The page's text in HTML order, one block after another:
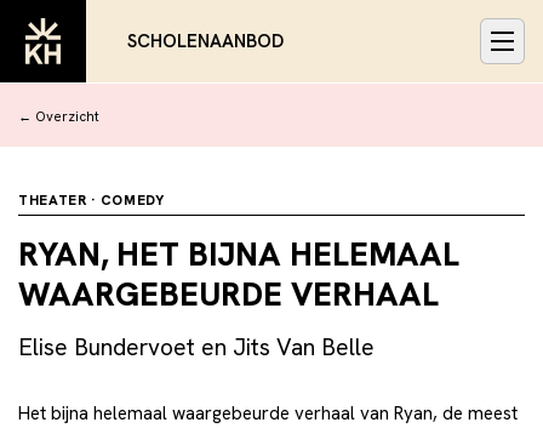
SCHOLENAANBOD
← Overzicht
THEATER · COMEDY
RYAN, HET BIJNA HELEMAAL
WAARGEBEURDE VERHAAL
Elise Bundervoet en Jits Van Belle
Het bijna helemaal waargebeurde verhaal van Ryan, de meest